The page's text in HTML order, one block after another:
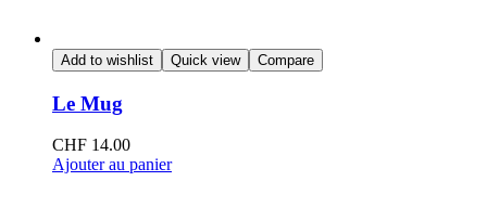
Add to wishlist Quick view Compare
Le Mug
CHF 14.00
Ajouter au panier